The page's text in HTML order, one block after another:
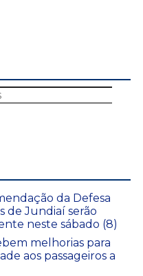
da Defesa
de Jundiaí serão
neste sábado (8)
melhorias para
aos passageiros a